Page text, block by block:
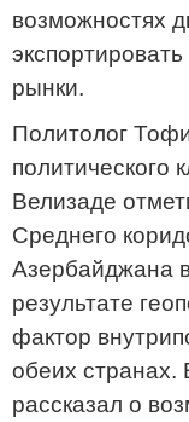
возможностях
рынки.
Политолог
политического
Велизаде
Среднего
Азербайджана
результате
фактор
обеих
рассказал о